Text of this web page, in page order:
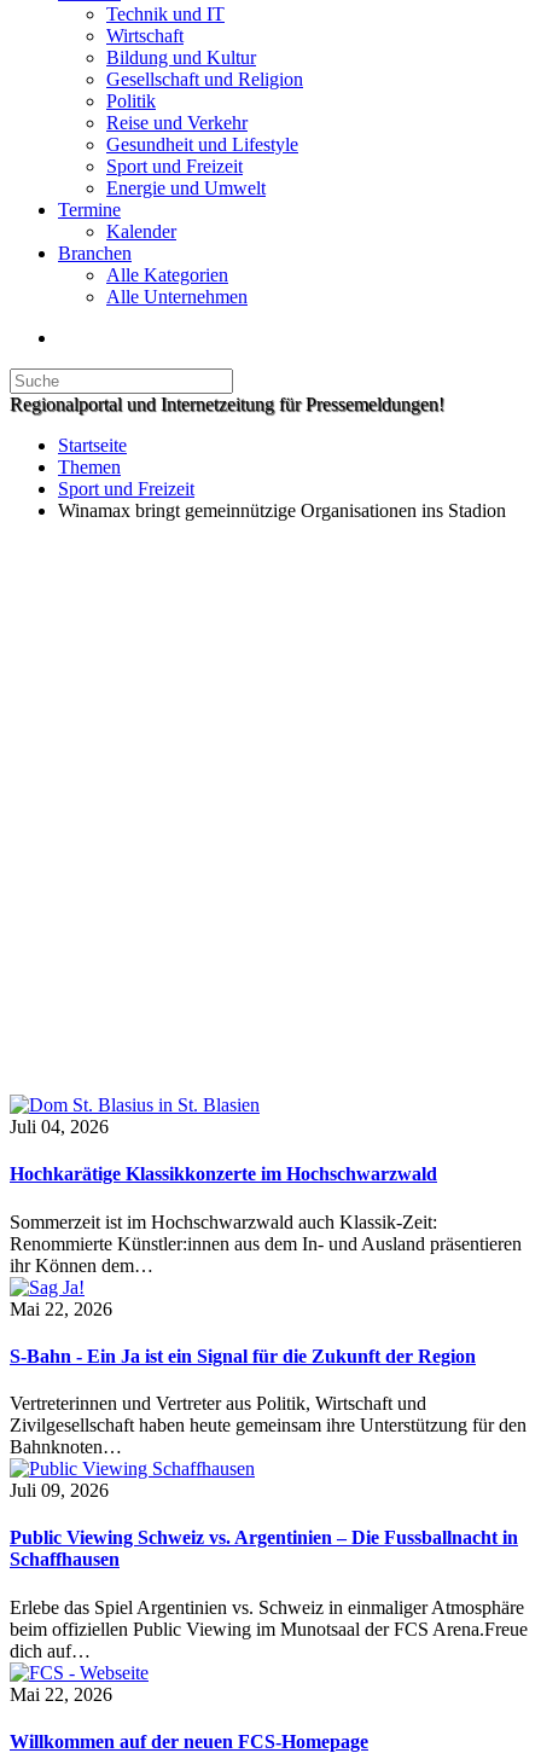
Technik und IT
Wirtschaft
Bildung und Kultur
Gesellschaft und Religion
Politik
Reise und Verkehr
Gesundheit und Lifestyle
Sport und Freizeit
Energie und Umwelt
Termine
Kalender
Branchen
Alle Kategorien
Alle Unternehmen
Regionalportal und Internetzeitung für Pressemeldungen!
Startseite
Themen
Sport und Freizeit
Winamax bringt gemeinnützige Organisationen ins Stadion
Juli 04, 2026
Hochkarätige Klassikkonzerte im Hochschwarzwald
Sommerzeit ist im Hochschwarzwald auch Klassik-Zeit:
Renommierte Künstler:innen aus dem In- und Ausland präsentieren
ihr Können dem…
Mai 22, 2026
S-Bahn - Ein Ja ist ein Signal für die Zukunft der Region
Vertreterinnen und Vertreter aus Politik, Wirtschaft und
Zivilgesellschaft haben heute gemeinsam ihre Unterstützung für den
Bahnknoten…
Juli 09, 2026
Public Viewing Schweiz vs. Argentinien – Die Fussballnacht in
Schaffhausen
Erlebe das Spiel Argentinien vs. Schweiz in einmaliger Atmosphäre
beim offiziellen Public Viewing im Munotsaal der FCS Arena.Freue
dich auf…
Mai 22, 2026
Willkommen auf der neuen FCS-Homepage